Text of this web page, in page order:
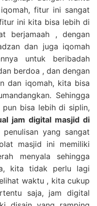
fitur ini sangat
ini kita bisa lebih di
berjamaah , dengan
dan juga iqomah
untuk beribadah
berdoa , dan dengan
dan iqomah, kita bisa
Sehingga
pun bisa lebih di siplin,
jam digital masjid di
yang sangat
masjid ini memiliki
menyala sehingga
kita tidak perlu lagi
waktu , kita cukup
saja, jam digital